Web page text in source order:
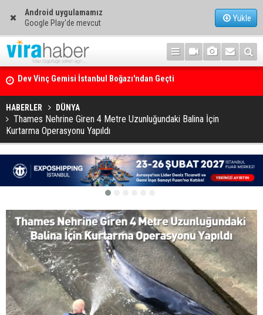
Android uygulamamız
Google Play'de mevcut
Yükle
Ege Denizi’nin En Büyük Mercan Ormanı
HABERLER DÜNYA
Thames Nehrine Giren 4 Metre Uzunluğundaki Balina İçin
Kurtarma Operasyonu Yapıldı